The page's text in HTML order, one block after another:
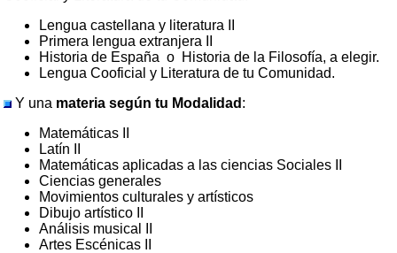
Lengua castellana y literatura II
Primera lengua extranjera II
Historia de España o Historia de la Filosofía, a elegir.
Lengua Cooficial y Literatura de tu Comunidad.
Y una materia según tu Modalidad :
Matemáticas II
Latín II
Matemáticas aplicadas a las ciencias Sociales II
Ciencias generales
Movimientos culturales y artísticos
Dibujo artístico II
Análisis musical II
Artes Escénicas II